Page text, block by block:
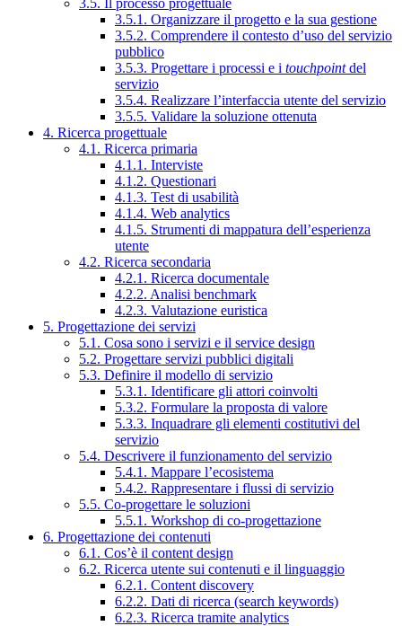
3.5. Il processo progettuale
3.5.1. Organizzare il progetto e la sua gestione
3.5.2. Comprendere il contesto d’uso del servizio
pubblico
3.5.3. Progettare i processi e i touchpointdel
servizio
3.5.4. Realizzare l’interfaccia utente del servizio
3.5.5. Validare la soluzione ottenuta
4. Ricerca progettuale
4.1. Ricerca primaria
4.1.1. Interviste
4.1.2. Questionari
4.1.3. Test di usabilità
4.1.4. Web analytics
4.1.5. Strumenti di mappatura dell’esperienza
utente
4.2. Ricerca secondaria
4.2.1. Ricerca documentale
4.2.2. Analisi benchmark
4.2.3. Valutazione euristica
5. Progettazione dei servizi
5.1. Cosa sono i servizi e il service design
5.2. Progettare servizi pubblici digitali
5.3. Definire il modello di servizio
5.3.1. Identificare gli attori coinvolti
5.3.2. Formulare la proposta di valore
5.3.3. Inquadrare gli elementi costitutivi del
servizio
5.4. Descrivere il funzionamento del servizio
5.4.1. Mappare l’ecosistema
5.4.2. Rappresentare i flussi di servizio
5.5. Co-progettare le soluzioni
5.5.1. Workshop di co-progettazione
6. Progettazione dei contenuti
6.1. Cos’è il content design
6.2. Ricerca utente sui contenuti e il linguaggio
6.2.1. Content discovery
6.2.2. Dati di ricerca (search keywords)
6.2.3. Ricerca tramite analytics